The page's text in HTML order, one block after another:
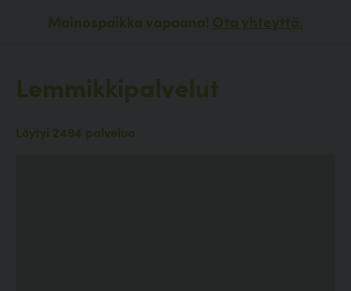
Mainospaikka vapaana! Ota yhteyttä.
Lemmikkipalvelut
Löytyi 2494 palvelua